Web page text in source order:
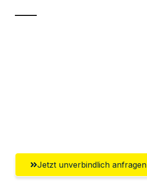
Jetzt unverbindlich anfragen